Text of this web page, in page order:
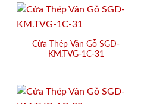
Cửa Thép Vân Gỗ SGD-
KM.TVG-1C-31